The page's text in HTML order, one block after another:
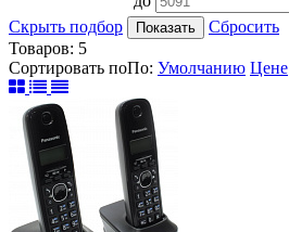
Скрыть подбор
Показать
Сбросить
Товаров: 5
Сортировать поПо: Умолчанию Цене